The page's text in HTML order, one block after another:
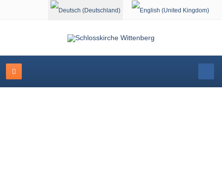
Sprache auswählen